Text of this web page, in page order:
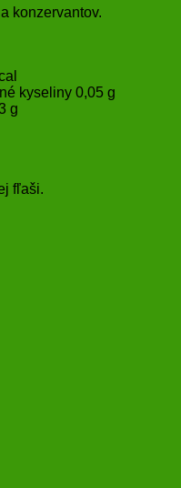
konzervantov.
kyseliny 0,05 g
g
fľaši.